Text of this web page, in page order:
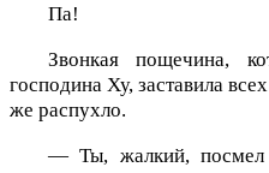
Па!
Звонкая пощечина,
господина Ху, заставила
же распухло.
— Ты, жалкий, посмел